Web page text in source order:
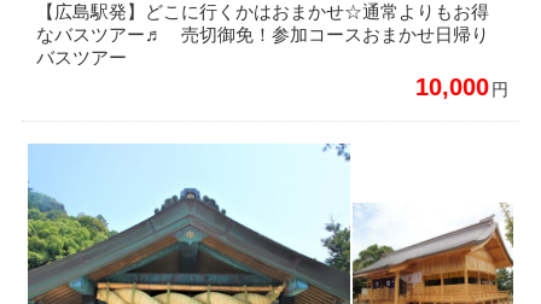
【広島駅発】どこに行くかはおまかせ☆通常よりもお得
なバスツアー♬ 売切御免！参加コースおまかせ日帰り
バスツアー
10,000円